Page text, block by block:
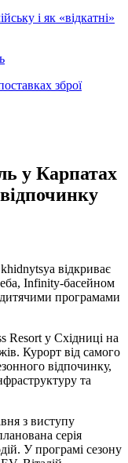
і як «відкатні»
зброї
у Карпатах
відкриває
Infinity-басейном
програмами
Resort у Східниці на
Курорт від самого
відпочинку,
та
з виступу
серія
У програмі сезону